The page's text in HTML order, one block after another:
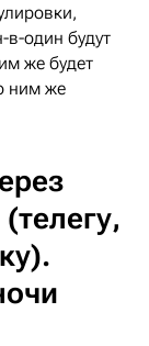
один будут
же будет
ним же